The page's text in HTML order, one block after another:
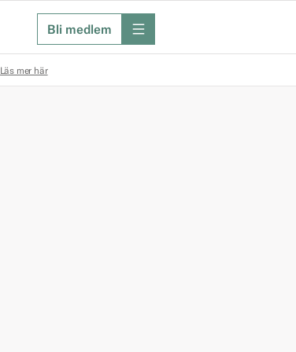
Bli medlem meny
Läs mer här